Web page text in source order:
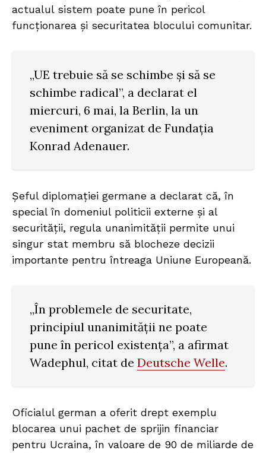
actualul sistem poate pune în pericol
funcționarea și securitatea blocului comunitar.
„UE trebuie să se schimbe și să se
schimbe radical”, a declarat el
miercuri, 6 mai, la Berlin, la un
eveniment organizat de Fundația
Konrad Adenauer.
Șeful diplomației germane a declarat că, în
special în domeniul politicii externe și al
securității, regula unanimității permite unui
singur stat membru să blocheze decizii
importante pentru întreaga Uniune Europeană.
„În problemele de securitate,
principiul unanimității ne poate
pune în pericol existența”, a afirmat
Wadephul, citat de Deutsche Welle.
Oficialul german a oferit drept exemplu
blocarea unui pachet de sprijin financiar
pentru Ucraina, în valoare de 90 de miliarde de